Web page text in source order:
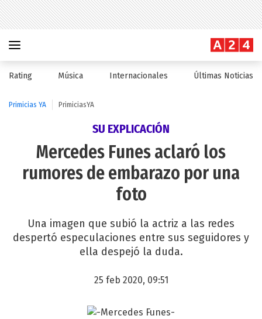
Rating Música Internacionales Últimas Noticias
Primicias YA PrimiciasYA
SU EXPLICACIÓN
Mercedes Funes aclaró los
rumores de embarazo por una
foto
Una imagen que subió la actriz a las redes
despertó especulaciones entre sus seguidores y
ella despejó la duda.
25 feb 2020, 09:51